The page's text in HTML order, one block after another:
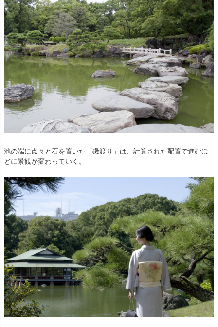
池の端に点々と石を置いた「磯渡り」は、計算された配置で進むほ
どに景観が変わっていく。